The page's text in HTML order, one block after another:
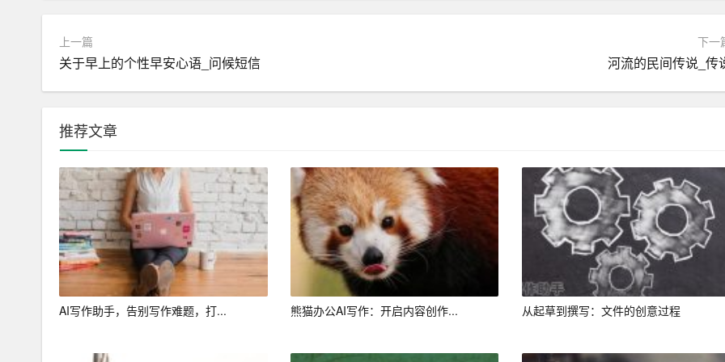
适的工具。在选择时，要关注工具的功能、易用性和兼容性等因素。
2. 明确总结目标和要求
源等。明确目标有助于AI助手更准确地生成总结文本。
3. 深度参与
虽然AI助手可以自动生成工作总结，但员工仍需深度参与其中。在撰写过程中，员工要关注AI助手生成的文本内
容，检查是否存在遗漏、错误或不符合实际的地方。同时，员工还可以根据自己的思考和经验，对文本进行修改
和完善。
4. 反馈与优化
在使用AI助手完成工作总结后，员工应积极向AI助手提供反馈，以便AI助手不断优化和改进。这有助于提高AI助
上一篇
关于早上的个性早安心语_问候短信
下一
河流的民间传说_传
推荐文章
AI写作助手，告别写作难题，打... 熊猫办公AI写作：开启内容创作... 从起草到撰写：文件的创意过程